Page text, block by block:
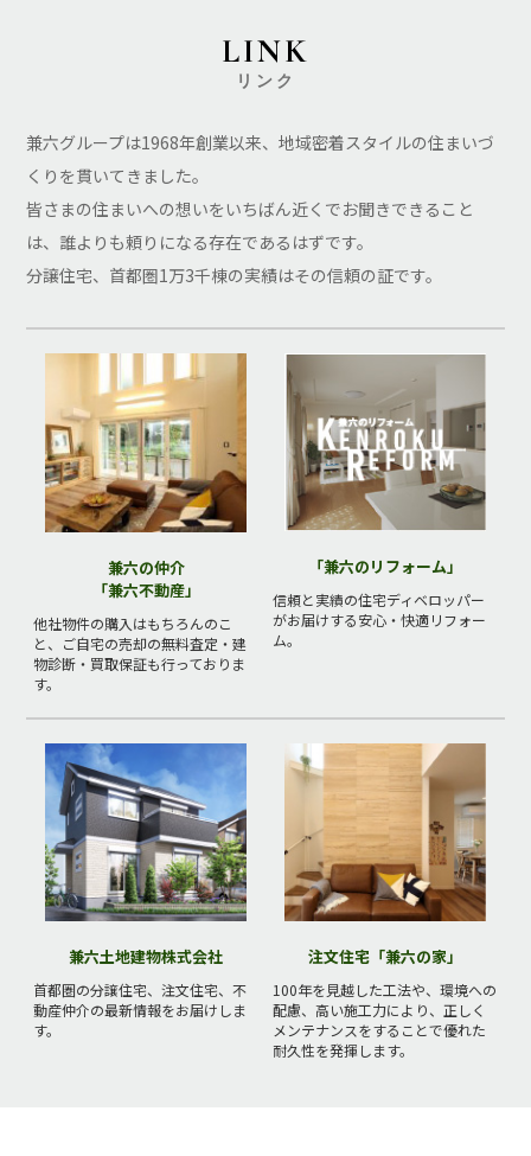
LINK
リンク
兼六グループは1968年創業以来、地域密着スタイルの住まいづ
くりを貫いてきました。
皆さまの住まいへの想いをいちばん近くでお聞きできること
は、誰よりも頼りになる存在であるはずです。
分譲住宅、首都圏1万3千棟の実績はその信頼の証です。
兼六土地建物株式会社
首都圏の分譲住宅、注文住宅、不
動産仲介の最新情報をお届けしま
す。
注文住宅「兼六の家」
100年を見越した工法や、環境への
配慮、高い施工力により、正しく
メンテナンスをすることで優れた
耐久性を発揮します。
兼六の仲介
「兼六不動産」
他社物件の購入はもちろんのこ
と、ご自宅の売却の無料査定・建
物診断・買取保証も行っておりま
す。
「兼六のリフォーム」
信頼と実績の住宅ディベロッパー
がお届けする安心・快適リフォー
ム。